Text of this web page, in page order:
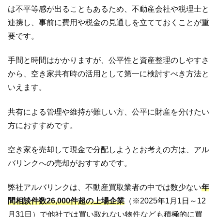
は不平等感が出ることもあるため、不動産会社や税理士と
連携し、事前に費用や税金の見通しを立てておくことが重
要です。
手間と時間はかかりますが、公平性と資産整理のしやすさ
から、空き家共有時の活用として第一に検討すべき方法と
いえます。
共有による管理や維持が難しい方、公平に財産を分けたい
方におすすめです。
空き家を売却して現金で分配しようとお考えの方は、アル
バリンクへの売却がおすすめです。
弊社アルバリンクは、不動産買取業者の中では数少ない年
間相談件数26,000件超の上場企業 （※2025年1月1日～12
月31日）で他社では買い取れない物件なども積極的に買